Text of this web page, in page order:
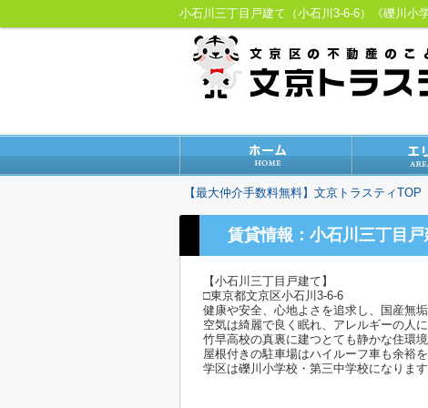
小石川三丁目戸建て（小石川3-6-6）《礫川
【最大仲介手数料無料】文京トラスティTOP
賃貸情報：小石川三丁目戸
【小石川三丁目戸建て】
□東京都文京区小石川3-6-6
健康や安全、心地よさを追求し、国産無
空気は綺麗で良く眠れ、アレルギーの人に
竹早高校の真裏に建つとても静かな住環境
屋根付きの駐車場はハイルーフ車も余裕
学区は礫川小学校・第三中学校になります